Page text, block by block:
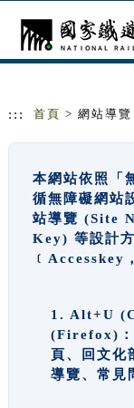
::: 首頁 > 網站導覽
本網站依照「
循無障礙網站
站導覽 (Site
Key) 等設計
﹝Accesskey
1. Alt+U
(Firefox)：
頁、回文化
導覽、常見